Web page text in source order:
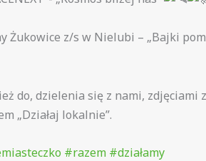
Żukowice z/s w Nielubi – „Bajki
do, dzielenia się z nami, zdjęciami
„Działaj lokalnie”.
#razem #działamy